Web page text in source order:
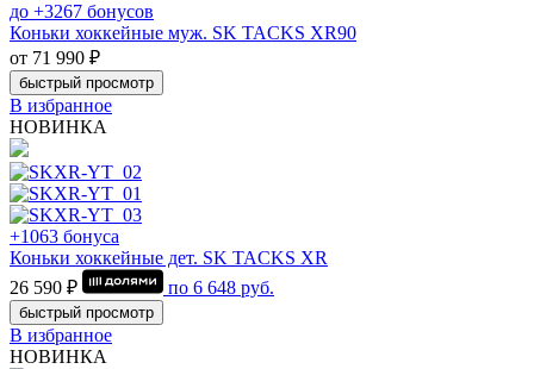
до +3267 бонусов
Коньки хоккейные муж. SK TACKS XR90
от 71 990 ₽
быстрый просмотр
В избранное
НОВИНКА
+1063 бонуса
Коньки хоккейные дет. SK TACKS XR
26 590 ₽
по 6 648 руб.
быстрый просмотр
В избранное
НОВИНКА